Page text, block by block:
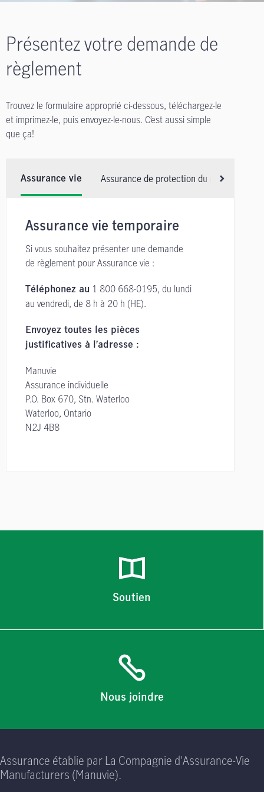
Présentez votre demande de
règlement
Trouvez le formulaire approprié ci-dessous, téléchargez-le
et imprimez-le, puis envoyez-le-nous. C’est aussi simple
que ça!
Faites
Assurance vie Assurance de protection du revenu en
Assurance vie temporaire
Si vous souhaitez présenter une demande
de règlement pour Assurance vie :
Téléphonez au 1 800 668-0195, du lundi
au vendredi, de 8 h à 20 h (HE).
Envoyez toutes les pièces
justificatives à l’adresse :
Manuvie
Assurance individuelle
P.O. Box 670, Stn. Waterloo
Waterloo, Ontario
N2J 4B8
Soutien
Nous joindre
Assurance établie par La Compagnie d'Assurance-Vie
Manufacturers (Manuvie).